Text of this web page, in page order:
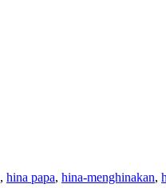
, hina papa, hina-menghinakan,